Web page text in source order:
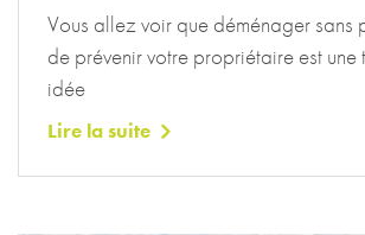
Vous allez voir que déménager sans
de prévenir votre propriétaire est une
idée
Lire la suite